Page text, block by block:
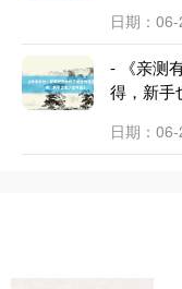
日期：
- 《亲测
得，新手
日期：